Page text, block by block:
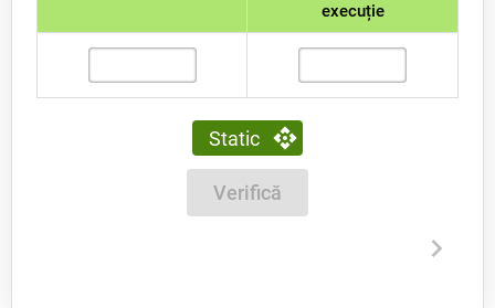
execuție
Static
Verifică